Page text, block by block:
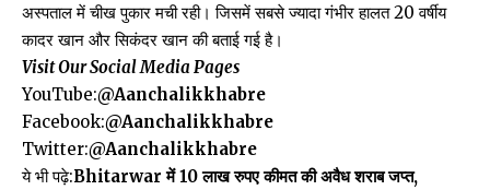
अस्पताल में चीख पुकार मची रही। जिसमें सबसे ज्यादा गंभीर हालत 20 वर्षीय
कादर खान और सिकंदर खान की बताई गई है।
Visit Our Social Media Pages
YouTube:@Aanchalikkhabre
Facebook:@Aanchalikkhabre
Twitter:@Aanchalikkhabre
ये भी पढ़े:Bhitarwar में 10 लाख रुपए कीमत की अवैध शराब जप्त,